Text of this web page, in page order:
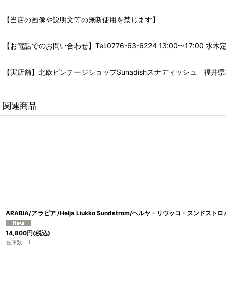
【当店の画像や説明文等の無断使用を禁じます】
【お電話でのお問い合わせ】Tel:0776-63-6224 13:00〜17:00 水木
【実店舗】北欧ビンテージショップSunadishスナディッシュ 福井
関連商品
ARABIA/アラビア /Helja Liukko Sundstrom/ヘルヤ・リウッコ・スンドストロ
14,800円(税込)
在庫数 1